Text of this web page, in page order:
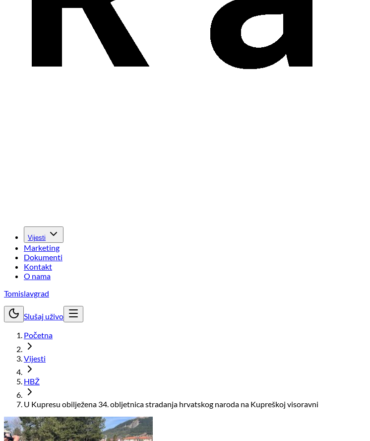
Vijesti
Marketing
Dokumenti
Kontakt
O nama
Tomislavgrad
Slušaj uživo
Početna
Vijesti
HBŽ
U Kupresu obilježena 34. obljetnica stradanja hrvatskog naroda na Kupreškoj visoravni